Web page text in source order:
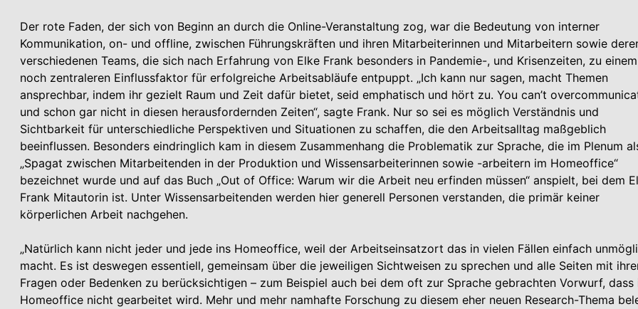
Der rote Faden, der sich von Beginn an durch die Online-Veranstaltung zog, war die Bedeutung von interner
Kommunikation, on- und offline, zwischen Führungskräften und ihren Mitarbeiterinnen und Mitarbeitern sowie
verschiedenen Teams, die sich nach Erfahrung von Elke Frank besonders in Pandemie-, und Krisenzeiten, zu einem
noch zentraleren Einflussfaktor für erfolgreiche Arbeitsabläufe entpuppt. „Ich kann nur sagen, macht Themen
ansprechbar, indem ihr gezielt Raum und Zeit dafür bietet, seid emphatisch und hört zu. You can’t
und schon gar nicht in diesen herausfordernden Zeiten“, sagte Frank. Nur so sei es möglich Verständnis und
Sichtbarkeit für unterschiedliche Perspektiven und Situationen zu schaffen, die den Arbeitsalltag maßgeblich
beeinflussen. Besonders eindringlich kam in diesem Zusammenhang die Problematik zur Sprache, die im Plenum
„Spagat zwischen Mitarbeitenden in der Produktion und Wissensarbeiterinnen sowie -arbeitern im Homeoffice“
bezeichnet wurde und auf das Buch „Out of Office: Warum wir die Arbeit neu erfinden müssen“ anspielt, bei dem
Frank Mitautorin ist. Unter Wissensarbeitenden werden hier generell Personen verstanden, die primär keiner
körperlichen Arbeit nachgehen.
„Natürlich kann nicht jeder und jede ins Homeoffice, weil der Arbeitseinsatzort das in vielen Fällen einfach
macht. Es ist deswegen essentiell, gemeinsam über die jeweiligen Sichtweisen zu sprechen und alle Seiten mit
Fragen oder Bedenken zu berücksichtigen – zum Beispiel auch bei dem oft zur Sprache gebrachten Vorwurf, dass
Homeoffice nicht gearbeitet wird. Mehr und mehr namhafte Forschung zu diesem eher neuen Research-Thema